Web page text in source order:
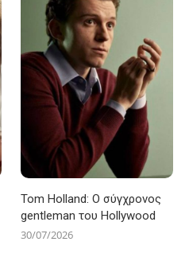
Tom Holland: Ο σύγχρονος
gentleman του Hollywood
30/07/2026